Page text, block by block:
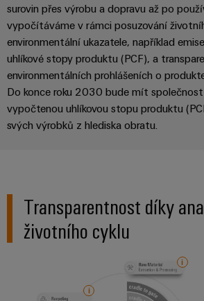
surovin přes výrobu a dopravu až po
vypočítáváme v rámci posuzování
environmentální ukazatele, například
uhlíkové stopy produktu (PCF), a
environmentálních prohlášeních o
Do konce roku 2030 bude mít
vypočtenou uhlíkovou stopu produktu
svých výrobků z hlediska obratu.
Transparentnost díky
životního cyklu